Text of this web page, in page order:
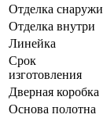
Отделка снаружи
Отделка внутри
Линейка
Срок
изготовления
Дверная коробка
Основа полотна